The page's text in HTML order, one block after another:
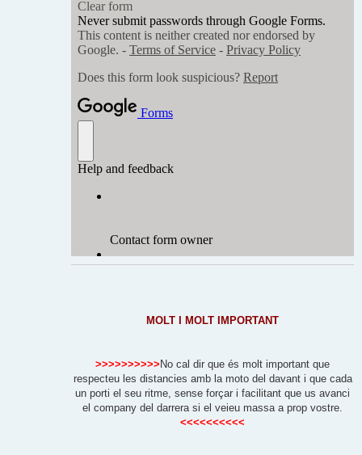
MOLT I MOLT IMPORTANT
>>>>>>>>>> No cal dir que és molt important que
respecteu les distancies amb la moto del davant i que cada
un porti el seu ritme, sense forçar i facilitant que us avanci
el company del darrera si el veieu massa a prop vostre.
<<<<<<<<<<